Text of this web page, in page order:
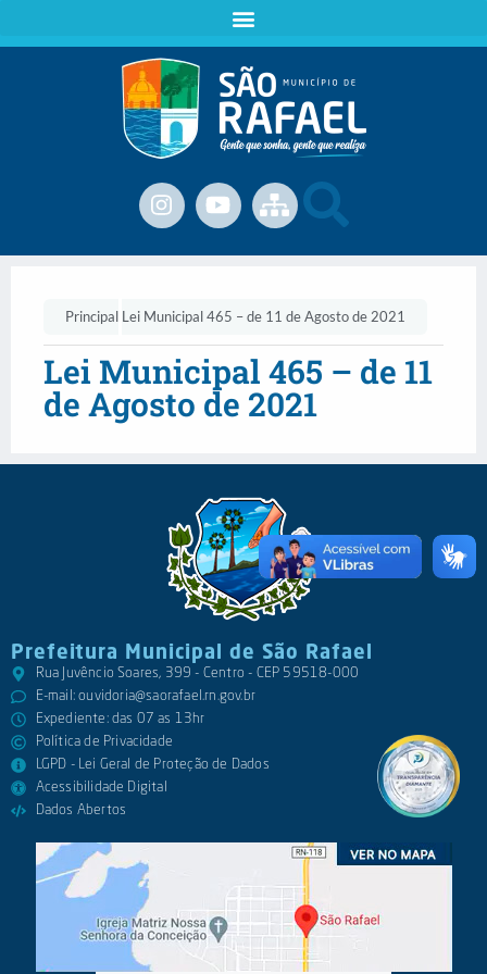
Principal Lei Municipal 465 – de 11 de Agosto de 2021
Lei Municipal 465 – de 11
de Agosto de 2021
Prefeitura Municipal de São Rafael
Rua Juvêncio Soares, 399 - Centro - CEP 59518-000
E-mail:ouvidoria@saorafael.rn.gov.br
Expediente: das 07 as 13hr
Política de Privacidade
LGPD - Lei Geral de Proteção de Dados
Acessibilidade Digital
Dados Abertos